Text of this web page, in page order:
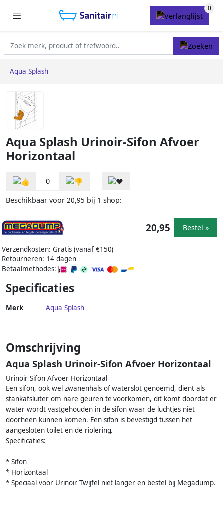
Aqua Splash
Aqua Splash Urinoir-Sifon Afvoer
Horizontaal
0
Beschikbaar voor 20,95 bij 1 shop:
Verzendkosten: Gratis (vanaf €150)
Retourneren: 14 dagen
Betaalmethodes:
20,95 Bestel »
Specificaties
Merk Aqua Splash
Omschrijving
Aqua Splash Urinoir-Sifon Afvoer Horizontaal
Urinoir Sifon Afvoer Horizontaal
Een sifon, ook wel zwanenhals of waterslot genoemd, dient als
stankafsluiter om nare geuren te voorkomen, dit komt doordat er
water wordt vastgehouden in de sifon waar de luchtjes niet
doorheen kunnen komen. Een sifon is bevestigd tussen het
aangesloten toilet en de riolering.
Specificaties:
* Sifon
* Horizontaal
* Speciaal voor Urinoir Twijfel niet langer en bestel bij Megadump.